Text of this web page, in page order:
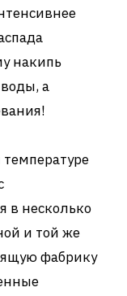
накипь
а
температуре
в несколько
и той же
фабрику